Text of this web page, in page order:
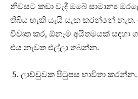
නිවසට කඩා වැදී ඔබේ සාමාන්‍ය
තිබිය හැකි යැයි සැක කරන්නේ
විවෘත කර, ඕනෑම අයිතමයක් සඳහා
එය නැවත එල්ලා තබන්න.
ලාච්චුවක පිටුපස භාවිතා කරන්න.